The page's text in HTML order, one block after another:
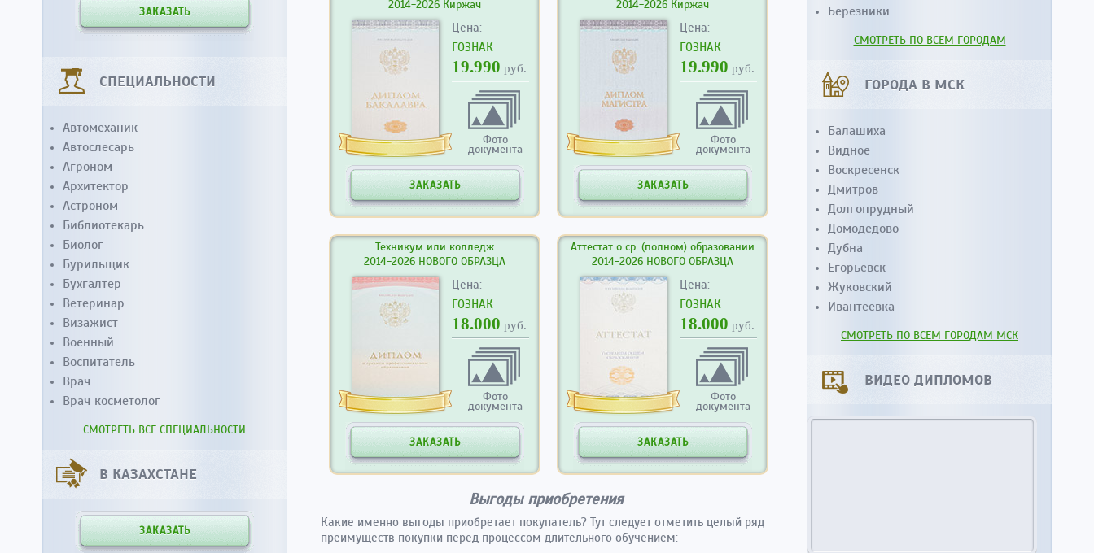
2014-2026 Киржач
Цена:
ГОЗНАК
19.990 руб.
Фото
документа
ЗАКАЗАТЬ
2014-2026 Киржач
Цена:
ГОЗНАК
19.990 руб.
Фото
документа
ЗАКАЗАТЬ
Техникум или колледж
2014-2026 НОВОГО ОБРАЗЦА
Цена:
ГОЗНАК
18.000 руб.
Фото
документа
ЗАКАЗАТЬ
Аттестат о ср. (полном) образовании
2014-2026 НОВОГО ОБРАЗЦА
Цена:
ГОЗНАК
18.000 руб.
Фото
документа
ЗАКАЗАТЬ
Выгоды приобретения
Какие именно выгоды приобретает покупатель? Тут следует отметить целый ряд
преимуществ покупки перед процессом длительного обучением:
ЗАКАЗАТЬ
СПЕЦИАЛЬНОСТИ
Автомеханик
Автослесарь
Агроном
Архитектор
Астроном
Библиотекарь
Биолог
Бурильщик
Бухгалтер
Ветеринар
Визажист
Военный
Воспитатель
Врач
Врач косметолог
СМОТРЕТЬ ВСЕ СПЕЦИАЛЬНОСТИ
В КАЗАХСТАНЕ
ЗАКАЗАТЬ
Березники
СМОТРЕТЬ ПО ВСЕМ ГОРОДАМ
ГОРОДА В МСК
Балашиха
Видное
Воскресенск
Дмитров
Долгопрудный
Домодедово
Дубна
Егорьевск
Жуковский
Ивантеевка
СМОТРЕТЬ ПО ВСЕМ ГОРОДАМ МСК
ВИДЕО ДИПЛОМОВ